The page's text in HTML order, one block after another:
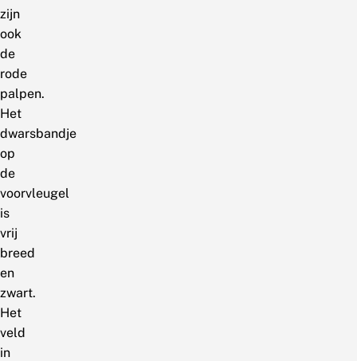
zijn
ook
de
rode
palpen.
Het
dwarsbandje
op
de
voorvleugel
is
vrij
breed
en
zwart.
Het
veld
in